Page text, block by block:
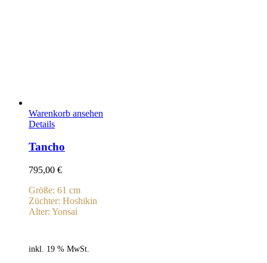
Warenkorb ansehen
Details
Tancho
795,00 €
Größe: 61 cm
Züchter: Hoshikin
Alter: Yonsai
inkl. 19 % MwSt.